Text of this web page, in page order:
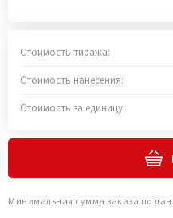
Стоимость тиража:
Стоимость нанесения:
Стоимость за единицу:
Минимальная сумма заказа по